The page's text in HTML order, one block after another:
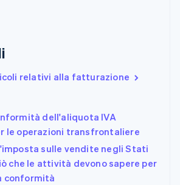
relativi alla fatturazione
dell'aliquota IVA
le operazioni transfrontaliere
sulle vendite negli Stati
che le attività devono sapere per
conformità